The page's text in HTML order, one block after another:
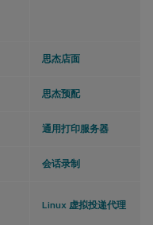
思杰店面
思杰预配
通用打印服务器
会话录制
Linux 虚拟投递代理